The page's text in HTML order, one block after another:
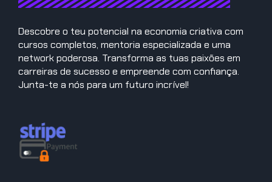
Descobre o teu potencial na economia criativa com
cursos completos, mentoria especializada e uma
network poderosa. Transforma as tuas paixões em
carreiras de sucesso e empreende com confiança.
Junta-te a nós para um futuro incrível!